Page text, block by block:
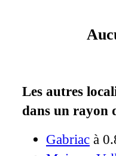
Les autres
dans un rayon
Gabriac à